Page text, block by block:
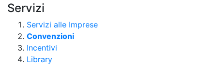
Servizi
Servizi alle Imprese
Convenzioni
Incentivi
Library